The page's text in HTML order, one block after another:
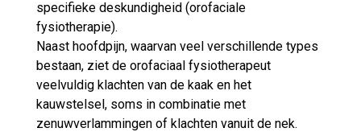
specifieke deskundigheid (orofaciale
fysiotherapie).
Naast hoofdpijn, waarvan veel verschillende types
bestaan, ziet de orofaciaal fysiotherapeut
veelvuldig klachten van de kaak en het
kauwstelsel, soms in combinatie met
zenuwverlammingen of klachten vanuit de nek.